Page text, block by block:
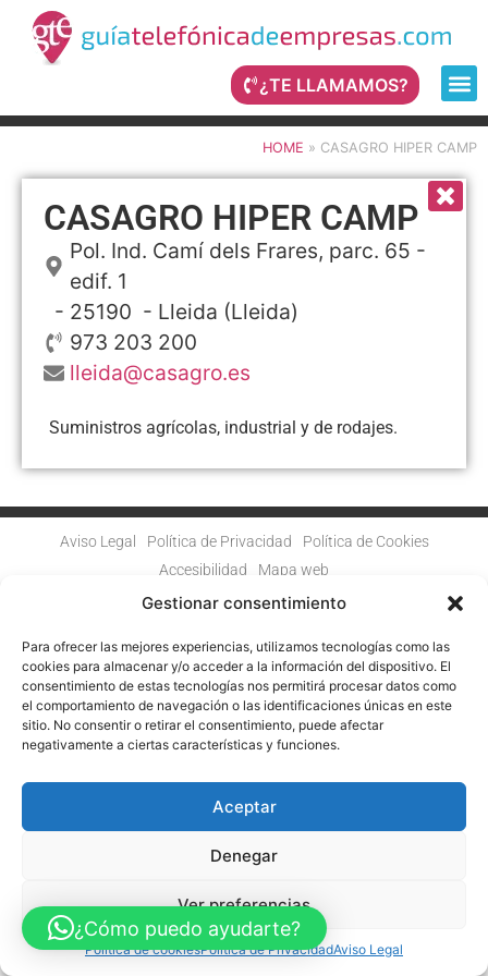
Gestionar consentimiento
Para ofrecer las mejores experiencias, utilizamos tecnologías como las
cookies para almacenar y/o acceder a la información del dispositivo. El
consentimiento de estas tecnologías nos permitirá procesar datos como
el comportamiento de navegación o las identificaciones únicas en este
sitio. No consentir o retirar el consentimiento, puede afectar
negativamente a ciertas características y funciones.
Aceptar
Denegar
Ver preferencias
Política de cookiesPolítica de PrivacidadAviso Legal
¿TE LLAMAMOS?
HOME » CASAGRO HIPER CAMP
CASAGRO HIPER CAMP
Pol. Ind. Camí dels Frares, parc. 65 -
edif. 1
- 25190 - Lleida (Lleida)
973 203 200
lleida@casagro.es
Suministros agrícolas, industrial y de rodajes.
Aviso Legal Política de Privacidad
Política de Cookies
Accesibilidad
Mapa web
DIGITAL POR LOS FONDOS NEXT GENERATION (EU) DEL
© Guia Telefónica de Empresas – Todos los derechos reservados.
¿Cómo puedo ayudarte?